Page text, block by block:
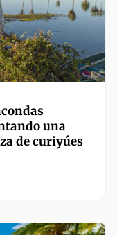
una
de curiyúes